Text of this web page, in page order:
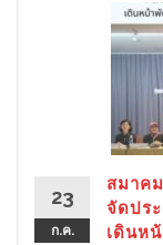
23
ก.ค.
สมาค
จัดปร
เดินห